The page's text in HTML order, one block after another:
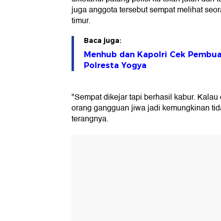
juga anggota tersebut sempat melihat
timur.
Baca juga:
Menhub dan Kapolri Cek
Polresta Yogya
"Sempat dikejar tapi berhasil kabur.
orang gangguan jiwa jadi kemungkinan
terangnya.